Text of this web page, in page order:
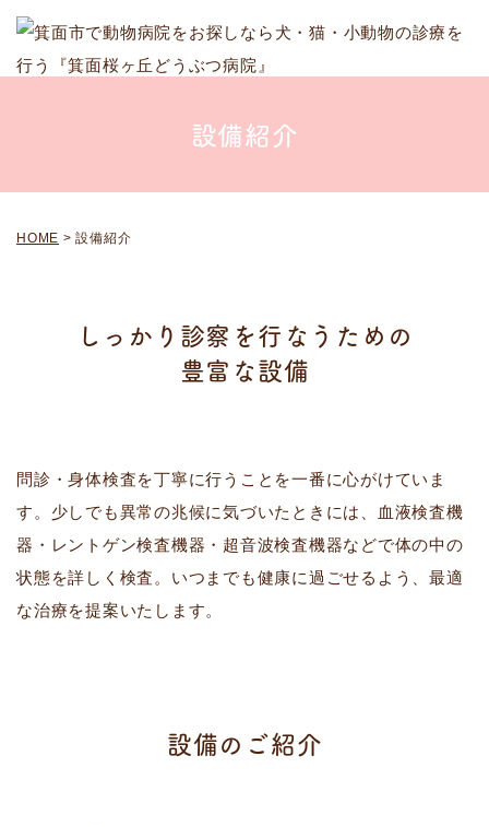
設備紹介
HOME >設備紹介
しっかり診察を行なうための
豊富な設備
問診・身体検査を丁寧に行うことを一番に心がけていま
す。少しでも異常の兆候に気づいたときには、血液検査機
器・レントゲン検査機器・超音波検査機器などで体の中の
状態を詳しく検査。いつまでも健康に過ごせるよう、最適
な治療を提案いたします。
設備のご紹介